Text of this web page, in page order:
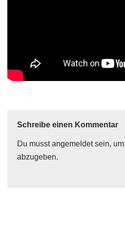
Schreibe einen Kommentar
Du musstangemeldetsein, um
abzugeben.